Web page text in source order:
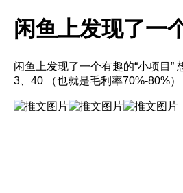
闲鱼上发现了一
闲鱼上发现了一个有趣的“小项目
3、40 （也就是毛利率70%-80%）